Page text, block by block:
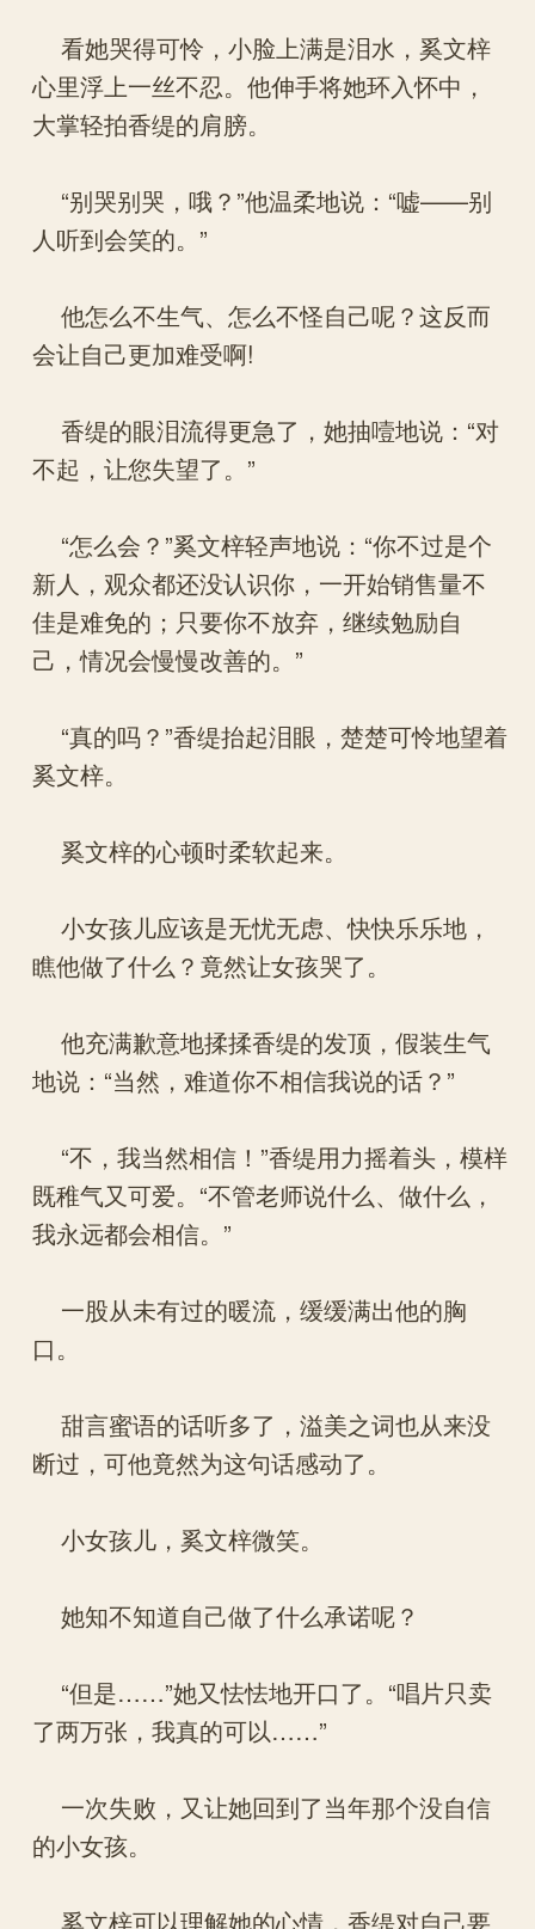
看她哭得可怜，小脸上满是泪水，奚文梓
心里浮上一丝不忍。他伸手将她环入怀中，
大掌轻拍香缇的肩膀。
“别哭别哭，哦？”他温柔地说：“嘘——别
人听到会笑的。”
他怎么不生气、怎么不怪自己呢？这反而
会让自己更加难受啊!
香缇的眼泪流得更急了，她抽噎地说：“对
不起，让您失望了。”
“怎么会？”奚文梓轻声地说：“你不过是个
新人，观众都还没认识你，一开始销售量不
佳是难免的；只要你不放弃，继续勉励自
己，情况会慢慢改善的。”
“真的吗？”香缇抬起泪眼，楚楚可怜地望着
奚文梓。
奚文梓的心顿时柔软起来。
小女孩儿应该是无忧无虑、快快乐乐地，
瞧他做了什么？竟然让女孩哭了。
他充满歉意地揉揉香缇的发顶，假装生气
地说：“当然，难道你不相信我说的话？”
“不，我当然相信！”香缇用力摇着头，模样
既稚气又可爱。“不管老师说什么、做什么，
我永远都会相信。”
一股从未有过的暖流，缓缓满出他的胸
口。
甜言蜜语的话听多了，溢美之词也从来没
断过，可他竟然为这句话感动了。
小女孩儿，奚文梓微笑。
她知不知道自己做了什么承诺呢？
“但是……”她又怯怯地开口了。“唱片只卖
了两万张，我真的可以……”
一次失败，又让她回到了当年那个没自信
的小女孩。
奚文梓可以理解她的心情，香缇对自己要